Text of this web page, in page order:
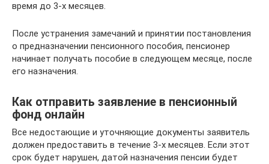
время до 3-х месяцев.
После устранения замечаний и принятии постановления
о предназначении пенсионного пособия, пенсионер
начинает получать пособие в следующем месяце, после
его назначения.
Как отправить заявление в пенсионный
фонд онлайн
Все недостающие и уточняющие документы заявитель
должен предоставить в течение 3-х месяцев. Если этот
срок будет нарушен, датой назначения пенсии будет